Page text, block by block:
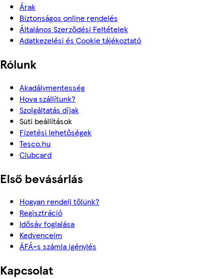
Árak
Biztonságos online rendelés
Általános Szerződési Feltételek
Adatkezelési és Cookie tájékoztató
Rólunk
Akadálymentesség
Hova szállítunk?
Szolgáltatás díjak
Süti beállítások
Fizetési lehetőségek
Tesco.hu
Clubcard
Első bevásárlás
Hogyan rendelj tőlünk?
Regisztráció
Idősáv foglalása
Kedvenceim
ÁFÁ-s számla igénylés
Kapcsolat